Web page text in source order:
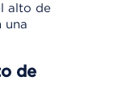
alto de
una
de